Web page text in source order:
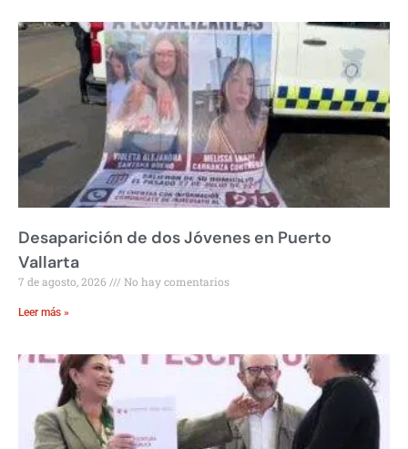
Desaparición de dos Jóvenes en Puerto
Vallarta
7 de agosto, 2026 No hay comentarios
Leer más »